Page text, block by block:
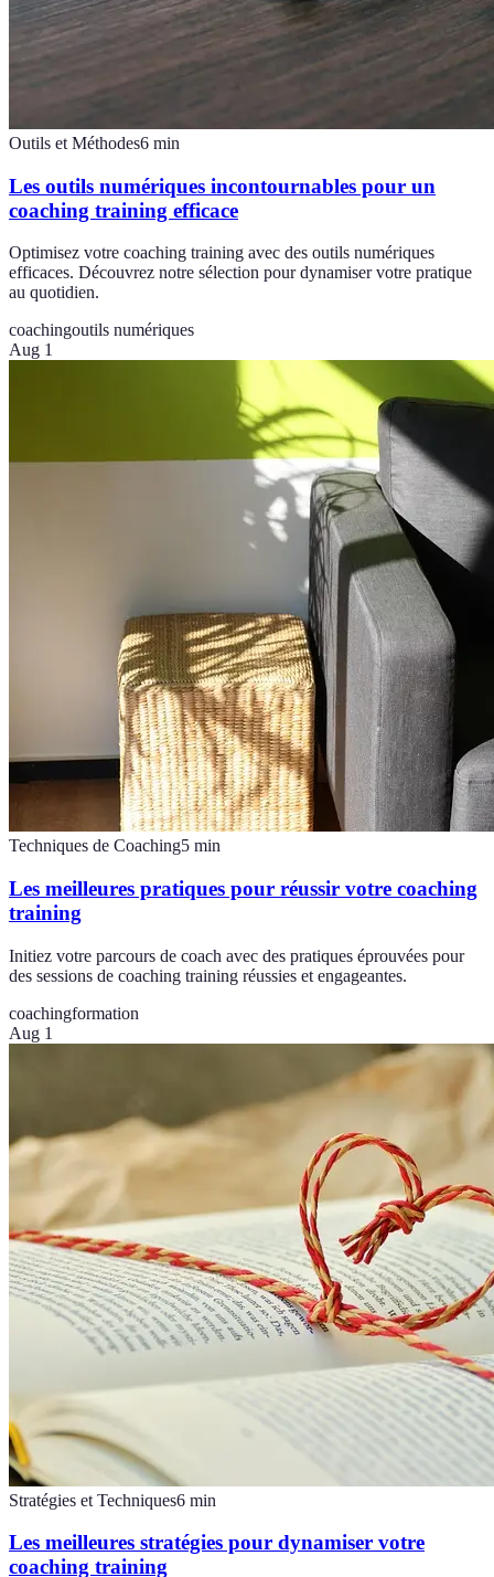
Outils et Méthodes6 min
Les outils numériques incontournables pour un
coaching training efficace
Optimisez votre coaching training avec des outils numériques
efficaces. Découvrez notre sélection pour dynamiser votre pratique
au quotidien.
coachingoutils numériques
Aug 1
Techniques de Coaching5 min
Les meilleures pratiques pour réussir votre coaching
training
Initiez votre parcours de coach avec des pratiques éprouvées pour
des sessions de coaching training réussies et engageantes.
coachingformation
Aug 1
Stratégies et Techniques6 min
Les meilleures stratégies pour dynamiser votre
coaching training